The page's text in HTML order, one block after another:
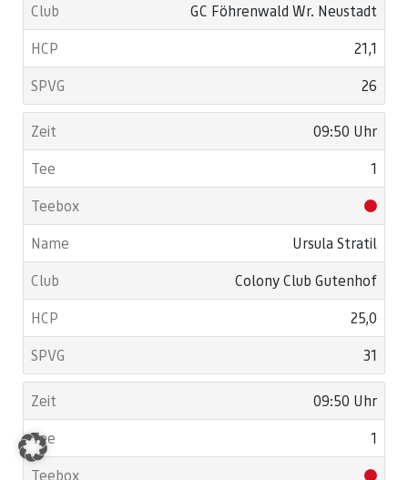
GC Föhrenwald Wr. Neustadt
21,1
26
09:50 Uhr
1
Ursula Stratil
Colony Club Gutenhof
25,0
31
09:50 Uhr
1